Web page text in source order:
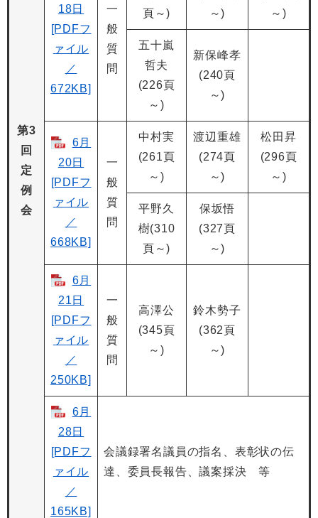
第3
回
定
例
会
18日
[PDFフ
ァイル
／
672KB]
一
般
質
問
頁～)
～)
～)
五十嵐
哲夫
(226頁
～)
新保峰孝
(240頁
～)
6月
20日
[PDFフ
ァイル
／
668KB]
一
般
質
問
中村実
(261頁
～)
渡辺重雄
(274頁
～)
松田昇
(296頁
～)
平野久
樹(310
頁～)
保坂悟
(327頁
～)
6月
21日
[PDFフ
ァイル
／
250KB]
一
般
質
問
高澤公
(345頁
～)
鈴木勢子
(362頁
～)
6月
28日
[PDFフ
ァイル
／
165KB]
会議録署名議員の指名、表彰状の伝
達、委員長報告、議案採決 等